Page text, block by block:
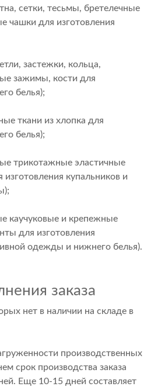
сетки, тесьмы, бретелечные
чашки для изготовления
застежки, кольца,
зажимы, кости для
белья);
ткани из хлопка для
белья);
трикотажные эластичные
изготовления купальников и
каучуковые и крепежные
для изготовления
одежды и нижнего белья).
заказа
нет в наличии на складе в
производственных
срок производства заказа
Еще 10-15 дней составляет